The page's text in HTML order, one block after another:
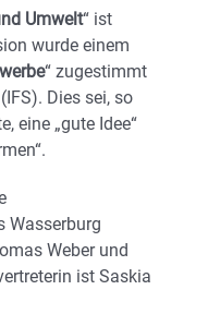
Umwelt“ ist
wurde einem
“ zugestimmt
Dies sei, so
eine „gute Idee“
Wasserburg
Weber und
ist Saskia